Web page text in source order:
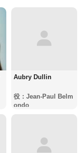
Aubry Dullin
役：Jean-Paul Belm
ondo